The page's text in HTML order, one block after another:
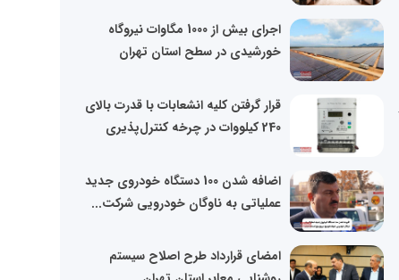
اجرای بیش از 1000 مگاوات نیروگاه
خورشیدی در سطح استان تهران
قرار گرفتن کلیه انشعابات با قدرت بالای
240 کیلووات در چرخه کنترل‌پذیری
اضافه شدن 100 دستگاه خودروی جدید
عملیاتی به ناوگان خودرویی شرکت...
امضای قرارداد طرح اصلاح سیستم